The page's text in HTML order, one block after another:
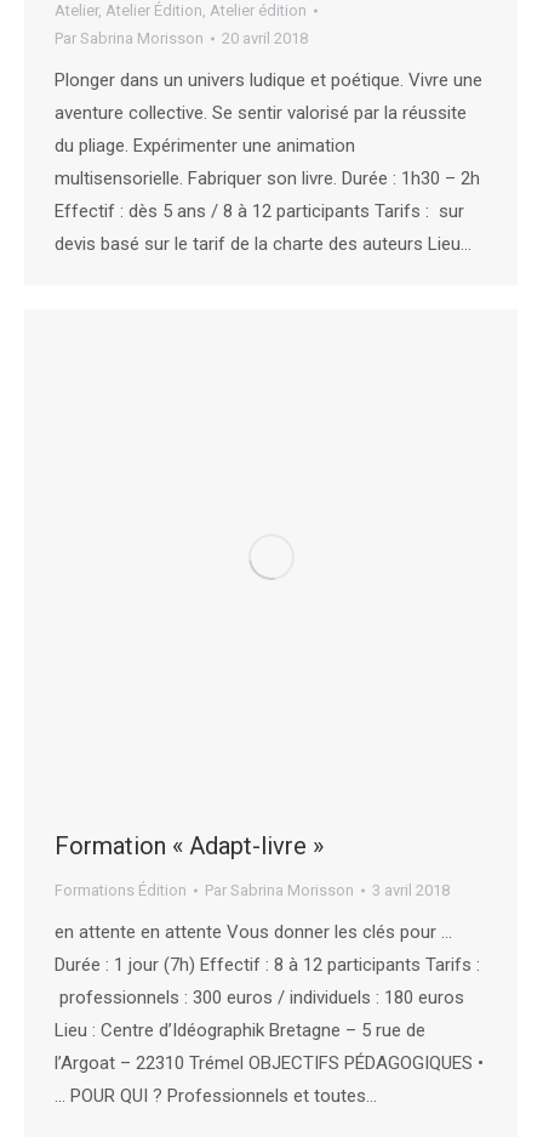
Atelier, Atelier Édition, Atelier édition
Par Sabrina Morisson 20 avril 2018
Plonger dans un univers ludique et poétique. Vivre une
aventure collective. Se sentir valorisé par la réussite
du pliage. Expérimenter une animation
multisensorielle. Fabriquer son livre. Durée : 1h30 – 2h
Effectif : dès 5 ans / 8 à 12 participants Tarifs : sur
devis basé sur le tarif de la charte des auteurs Lieu…
Formation « Adapt-livre »
Formations Édition Par Sabrina Morisson 3 avril 2018
en attente en attente Vous donner les clés pour …
Durée : 1 jour (7h) Effectif : 8 à 12 participants Tarifs :
professionnels : 300 euros / individuels : 180 euros
Lieu : Centre d’Idéographik Bretagne – 5 rue de
l’Argoat – 22310 Trémel OBJECTIFS PÉDAGOGIQUES •
… POUR QUI ? Professionnels et toutes…